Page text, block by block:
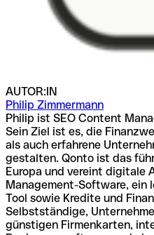
AUTOR:IN
Philip Zimmermann
Philip ist SEO Content
Sein Ziel ist es, die
als auch erfahrene
gestalten. Qonto ist das
Europa und vereint digitale
Management-Software, ein
Tool sowie Kredite und
Selbstständige,
günstigen Firmenkarten,